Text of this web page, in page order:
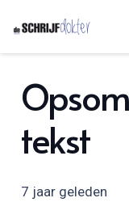
tekst
7 jaar geleden